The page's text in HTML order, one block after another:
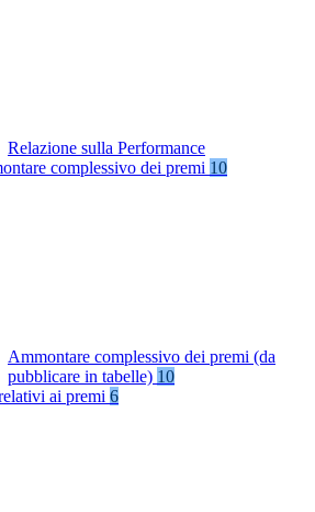
Relazione sulla Performance
complessivo dei premi 10
Ammontare complessivo dei premi (da
pubblicare in tabelle) 10
ai premi 6